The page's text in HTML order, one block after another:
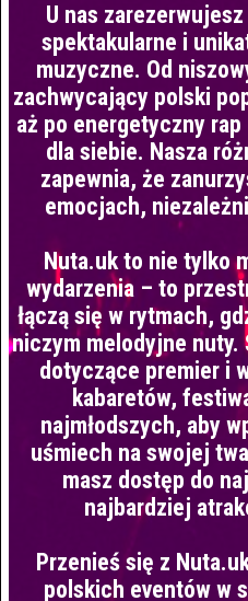
U nas
spektakularne i
muzyczne. Od
zachwycający polski
aż po energetyczny
dla siebie. Nasza
zapewnia, że
emocjach,
Nuta.uk to nie tylko
wydarzenia – to
łączą się w rytmach,
niczym melodyjne nuty.
dotyczące premier i
kabaretów,
najmłodszych, aby
uśmiech na swojej
masz dostęp do
najbardziej
Przenieś się z
polskich eventów w